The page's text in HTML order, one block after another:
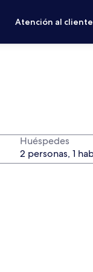
Atención al cliente
Huéspedes